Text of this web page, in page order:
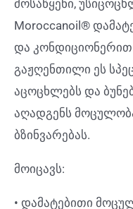
მოსაწყენი,
Moroccanoil®
და კონდიციონერით.
გაჟღენთილი ეს
აცოცხლებს და
აღადგენს
ბზინვარებას.
მოიცავს:
• დამატებითი